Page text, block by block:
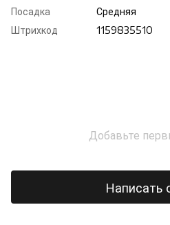
Посадка
Средняя
Штрихкод
1159835510
Добавьте
Написать